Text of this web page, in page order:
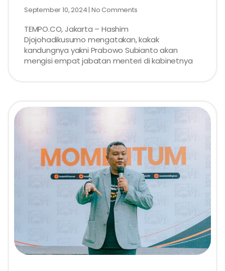
September 10, 2024 No Comments
TEMPO.CO, Jakarta – Hashim
Djojohadikusumo mengatakan, kakak
kandungnya yakni Prabowo Subianto akan
mengisi empat jabatan menteri di kabinetnya